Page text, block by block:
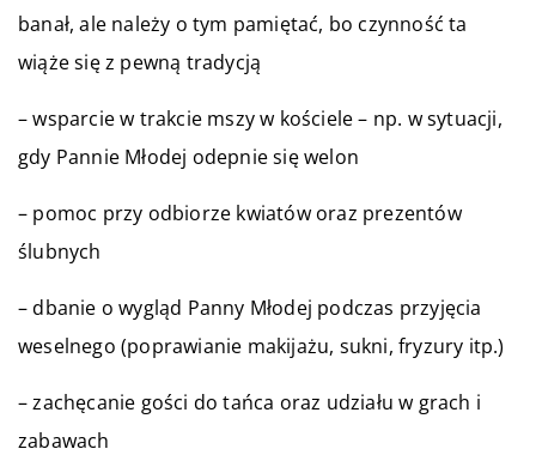
banał, ale należy o tym pamiętać, bo czynność ta
wiąże się z pewną tradycją
– wsparcie w trakcie mszy w kościele – np. w sytuacji,
gdy Pannie Młodej odepnie się welon
– pomoc przy odbiorze kwiatów oraz prezentów
ślubnych
– dbanie o wygląd Panny Młodej podczas przyjęcia
weselnego (poprawianie makijażu, sukni, fryzury itp.)
– zachęcanie gości do tańca oraz udziału w grach i
zabawach